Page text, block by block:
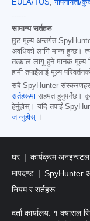
EULA/TOS ,गोपनीयता/
------
सामान्य सर्तहरू
छुट मूल्य अन्तर्गत
अवधिको लागि मान्य हुन्छ।
तत्काल लागू हुने मानक मूल्य
हामी तपाईंलाई मूल्य
सबै SpyHunter संस्करणहरू
सर्तहरूमा सहमत हुनुपर्नेछ।
हेर्नुहोस्। यदि तपाईं
जान्नुहोस् ।
घर कार्यक्रम
मापदण्ड
SpyHunter
नियम र सर्तहरू
दर्ता कार्यालय: १